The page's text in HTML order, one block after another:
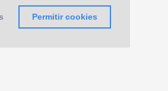
Permitir cookies